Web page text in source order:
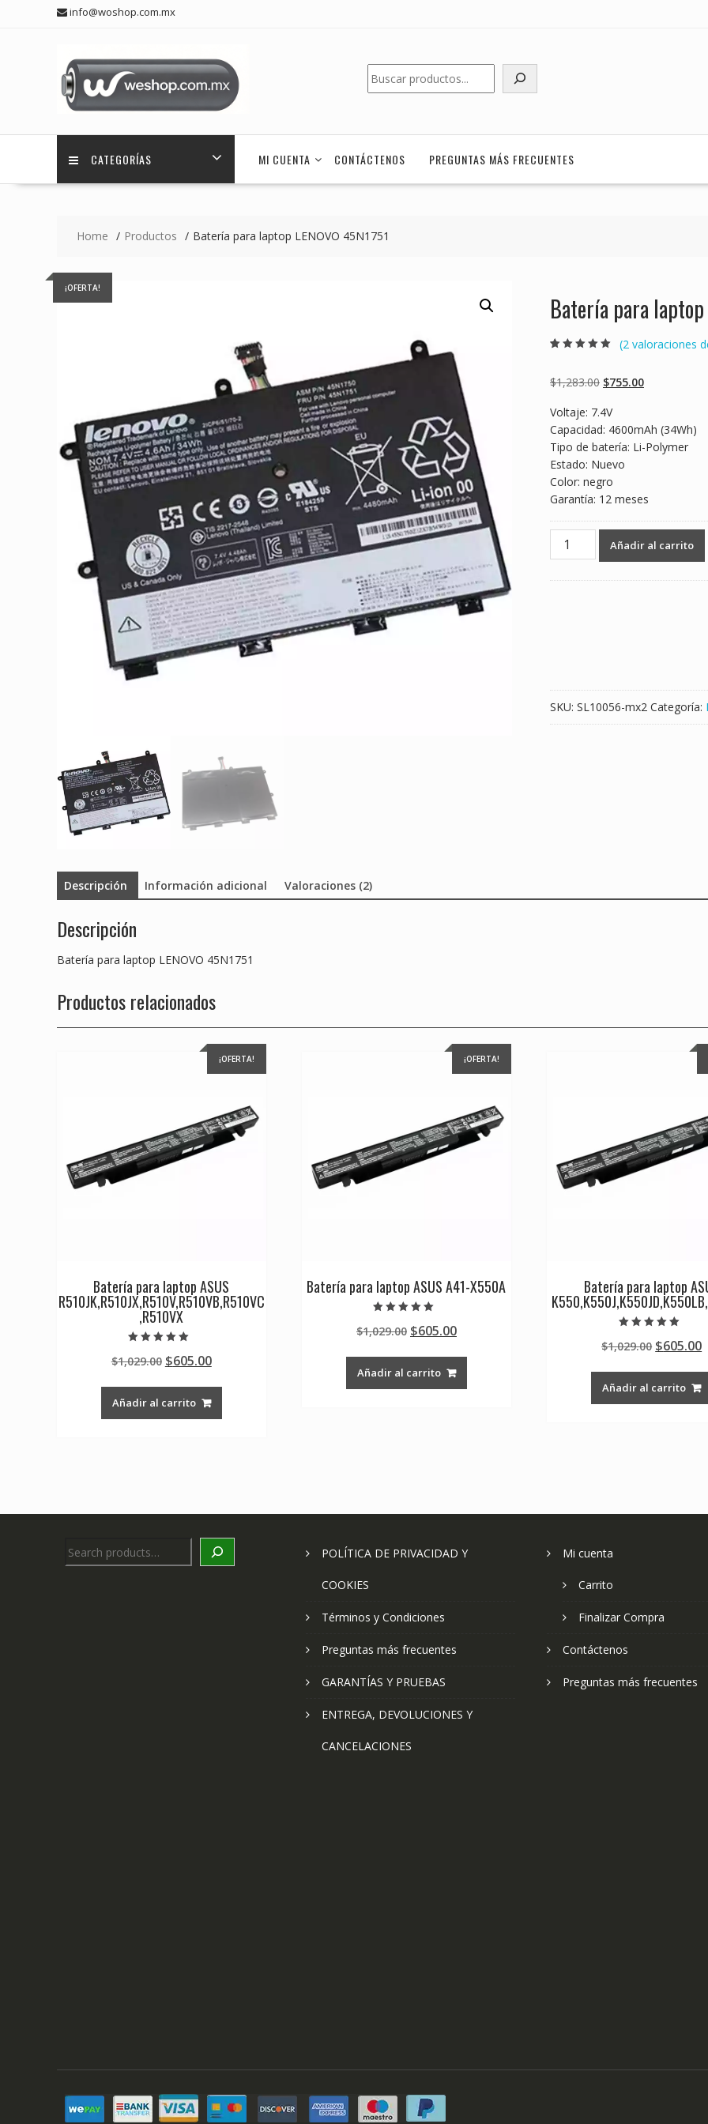
info@woshop.com.mx
Buscar
CATEGORÍAS MI CUENTA CONTÁCTENOS PREGUNTAS MÁS FRECUENTES
Home Productos Batería para laptop LENOVO 45N1751
¡OFERTA!
Batería para laptop
basado en
puntuaciones
(2 valoraciones
$1,283.00 Original
was:
$1,283.00.
$755.00Current
$755.00.
Voltaje: 7.4V
Capacidad: 4600mAh (34Wh)
Tipo de batería: Li-Polymer
Estado: Nuevo
Color: negro
Garantía: 12 meses
Batería
para
Añadir al carrito
SKU: SL10056-mx2 Categoría:
Descripción Información adicional Valoraciones (2)
Descripción
Batería para laptop LENOVO 45N1751
Productos relacionados
¡OFERTA!
Batería para laptop ASUS
R510JK,R510JX,R510V,R510VB,R510VC
,R510VX
5.00
de 5
$1,029.00 Original
was:
$1,029.00.
$605.00Current
$605.00.
Añadir al carrito
¡OFERTA!
Batería para laptop ASUS A41-X550A
5.00
de 5
$1,029.00 Original
was:
$1,029.00.
$605.00Current
$605.00.
Añadir al carrito
Batería para laptop
5.00
de 5
$1,029.00 Original
was:
$1,029.00.
$605.00
Añadir al carrito
Search
POLÍTICA DE PRIVACIDAD Y
COOKIES
Términos y Condiciones
Preguntas más frecuentes
GARANTÍAS Y PRUEBAS
ENTREGA, DEVOLUCIONES Y
CANCELACIONES
Mi cuenta
Carrito
Finalizar Compra
Contáctenos
Preguntas más frecuentes